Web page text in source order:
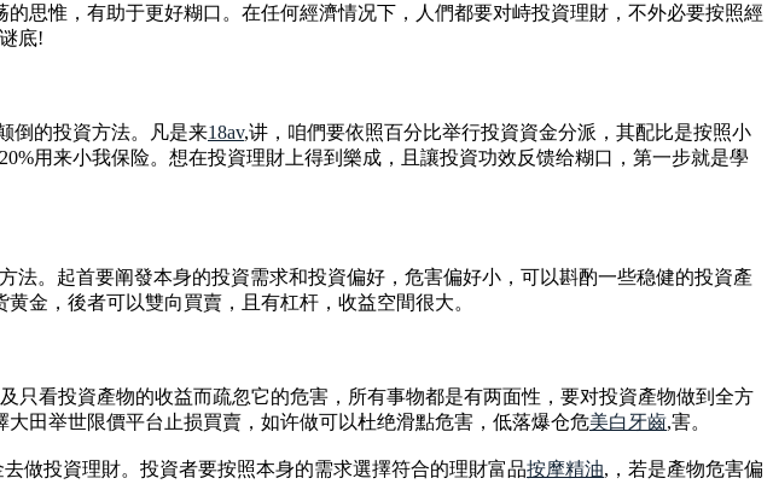
思惟，有助于更好糊口。在任何經濟情况下，人們都要对峙投資理財，不外必要按照經
底!
倒的投資方法。凡是来18av,讲，咱們要依照百分比举行投資資金分派，其配比是按照小
用来小我保险。想在投資理財上得到樂成，且讓投資功效反馈给糊口，第一步就是學
。起首要阐發本身的投資需求和投資偏好，危害偏好小，可以斟酌一些稳健的投資產
金，後者可以雙向買賣，且有杠杆，收益空間很大。
只看投資產物的收益而疏忽它的危害，所有事物都是有两面性，要对投資產物做到全方
田举世限價平台止损買賣，如许做可以杜绝滑點危害，低落爆仓危美白牙齒,害。
做投資理財。投資者要按照本身的需求選擇符合的理財富品按摩精油,，若是產物危害偏